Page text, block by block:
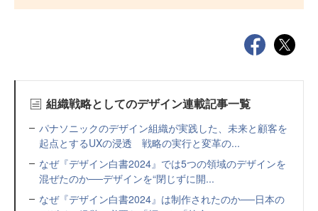
組織戦略としてのデザイン連載記事一覧
パナソニックのデザイン組織が実践した、未来と顧客を
起点とするUXの浸透 戦略の実行と変革の...
なぜ『デザイン白書2024』では5つの領域のデザインを
混ぜたのか──デザインを“閉じずに開...
なぜ『デザイン白書2024』は制作されたのか──日本の